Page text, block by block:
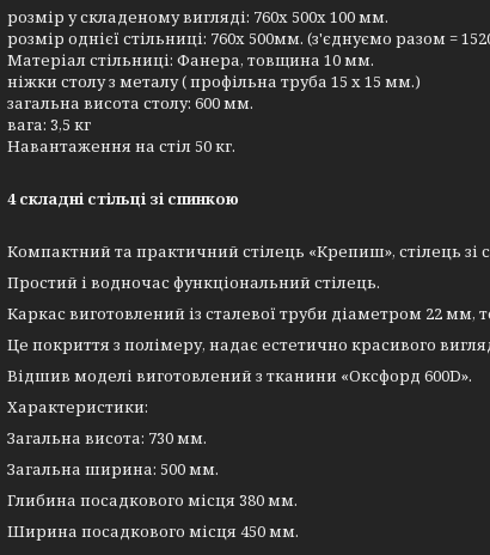
розмір у складеному вигляді: 760х 500х 100 мм.
розмір однієї стільниці: 760х 500мм. (з'єднуємо разом =
Матеріал стільниці: Фанера, товщина 10 мм.
ніжки столу з металу ( профільна труба 15 х 15 мм.)
загальна висота столу: 600 мм.
вага: 3,5 кг
Навантаження на стіл 50 кг.
4 складні стільці зі спинкою
Компактний та практичний стілець «Крепиш», стілець
Простий і водночас функціональний стілець.
Каркас виготовлений із сталевої труби діаметром 22
Це покриття з полімеру, надає естетично красивого
Відшив моделі виготовлений з тканини «Оксфорд 600D».
Характеристики:
Загальна висота: 730 мм.
Загальна ширина: 500 мм.
Глибина посадкового місця 380 мм.
Ширина посадкового місця 450 мм.